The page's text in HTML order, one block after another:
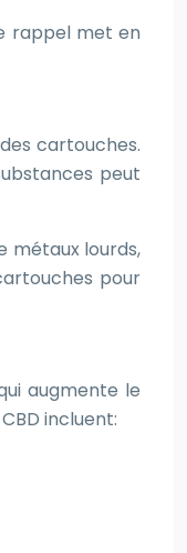
rappel met en
cartouches.
peut
métaux lourds,
pour
augmente le
incluent: